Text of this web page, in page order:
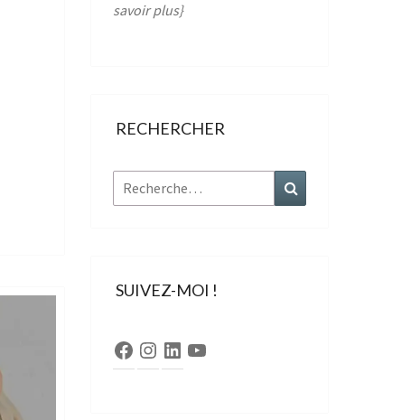
savoir plus}
RECHERCHER
Rechercher :
SUIVEZ-MOI !
Facebook
Instagram
LinkedInYouTube